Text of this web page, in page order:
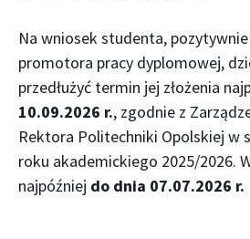
Na wniosek studenta,
promotora pracy dyplomowej,
przedłużyć termin jej złożenia
10.09.2026 r., zgodnie z
Rektora Politechniki Opolskiej w
roku akademickiego 2025/2026.
najpóźniej do dnia 07.07.2026 r.